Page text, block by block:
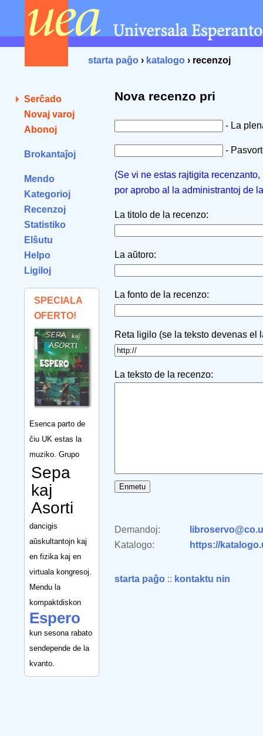
starta paĝo › katalogo › recenzoj
Serĉado
Novaj varoj
Abonoj
Brokantaĵoj
Mendo
Kategorioj
Recenzoj
Statistiko
Elŝutu
Helpo
Ligiloj
SPECIALA
OFERTO!
Esenca parto de
ĉiu UK estas la
muziko. Grupo
Sepa
kaj
Asorti
dancigis
aŭskultantojn kaj
en fizika kaj en
virtuala kongresoj.
Mendu la
kompaktdiskon
Espero
kun sesona rabato
sendepende de la
kvanto.
Nova recenzo pri
- La
-
(Se vi ne estas rajtigita
por aprobo al la administrantoj de
La titolo de la recenzo:
La aŭtoro:
La fonto de la recenzo:
Reta ligilo (se la teksto devenas el
La teksto de la recenzo:
Demandoj:
Katalogo:
https://
starta paĝo :: kontaktu nin